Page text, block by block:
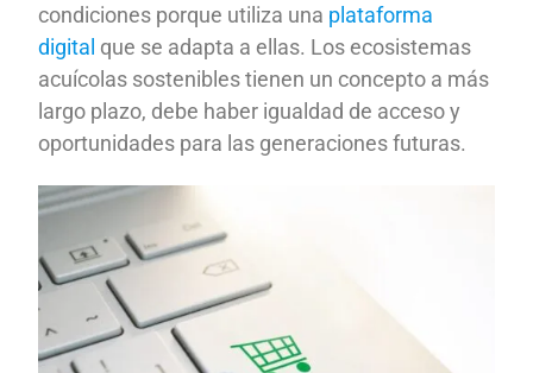
condiciones porque utiliza una plataforma
digital que se adapta a ellas. Los ecosistemas
acuícolas sostenibles tienen un concepto a más
largo plazo, debe haber igualdad de acceso y
oportunidades para las generaciones futuras.